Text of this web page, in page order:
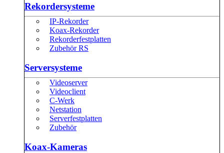
Rekordersysteme
IP-Rekorder
Koax-Rekorder
Rekorderfestplatten
Zubehör RS
Serversysteme
Videoserver
Videoclient
C-Werk
Netstation
Serverfestplatten
Zubehör
Koax-Kameras